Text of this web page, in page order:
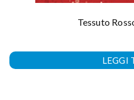
Tessuto
LEGGI